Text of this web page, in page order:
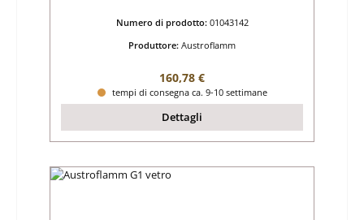
Numero di prodotto: 01043142
Produttore: Austroflamm
Prezzo normale:
160,78 €
tempi di consegna ca. 9-10 settimane
Dettagli